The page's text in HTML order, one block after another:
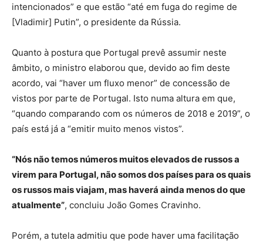
intencionados” e que estão “até em fuga do regime de
[Vladimir] Putin”, o presidente da Rússia.
Quanto à postura que Portugal prevê assumir neste
âmbito, o ministro elaborou que, devido ao fim deste
acordo, vai “haver um fluxo menor” de concessão de
vistos por parte de Portugal. Isto numa altura em que,
“quando comparando com os números de 2018 e 2019”, o
país está já a “emitir muito menos vistos”.
“Nós não temos números muitos elevados de russos a
virem para Portugal, não somos dos países para os quais
os russos mais viajam, mas haverá ainda menos do que
atualmente”, concluiu João Gomes Cravinho.
Porém, a tutela admitiu que pode haver uma facilitação